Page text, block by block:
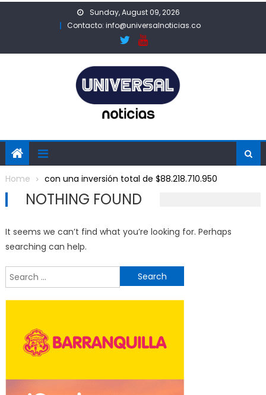
Sunday, August 09, 2026
Contacto: info@universalnoticias.co
Home con una inversión total de $88.218.710.950
NOTHING FOUND
It seems we can’t find what you’re looking for. Perhaps
searching can help.
for: